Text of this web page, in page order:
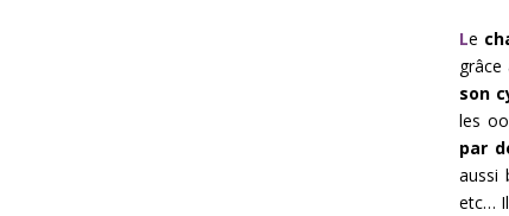
Le
grâce
son
les
par
aussi
etc…